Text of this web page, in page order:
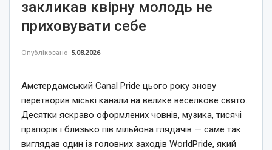
закликав квірну молодь не
приховувати себе
Опубліковано 5.08.2026
Амстердамський Canal Pride цього року знову
перетворив міські канали на велике веселкове свято.
Десятки яскраво оформлених човнів, музика, тисячі
прапорів і близько пів мільйона глядачів — саме так
виглядав один із головних заходів WorldPride, який